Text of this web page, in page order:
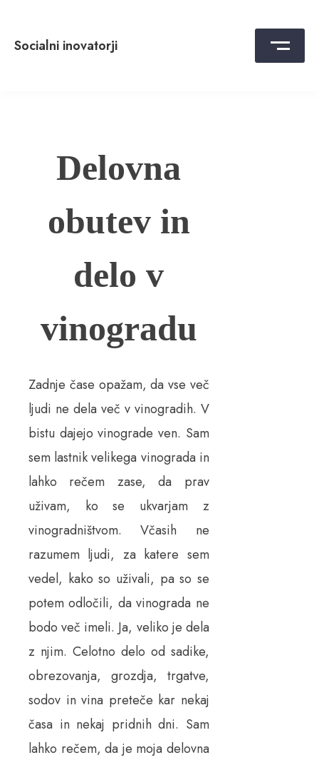
content
Socialni inovatorji
Delovna
obutev in
delo v
vinogradu
Zadnje čase opažam, da vse več
ljudi ne dela več v vinogradih. V
bistu dajejo vinograde ven. Sam
sem lastnik velikega vinograda in
lahko rečem zase, da prav
uživam, ko se ukvarjam z
vinogradništvom. Včasih ne
razumem ljudi, za katere sem
vedel, kako so uživali, pa so se
potem odločili, da vinograda ne
bodo več imeli. Ja, veliko je dela
z njim. Celotno delo od sadike,
obrezovanja, grozdja, trgatve,
sodov in vina preteče kar nekaj
časa in nekaj pridnih dni. Sam
lahko rečem, da je moja delovna